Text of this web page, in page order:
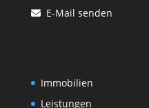
E-Mail senden
Immobilien
Leistungen